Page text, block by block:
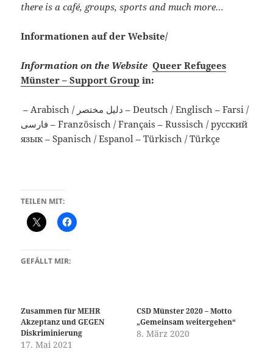
there is a café, groups, sports and much more…
Informationen auf der Website/
Information on the Website Queer Refugees
Münster – Support Group in:
– Arabisch / دليل مختصر – Deutsch / Englisch – Farsi /
فارسی – Französisch / Français – Russisch / русский
язык – Spanisch / Espanol – Türkisch / Türkçe
TEILEN MIT:
GEFÄLLT MIR:
Zusammen für MEHR
Akzeptanz und GEGEN
Diskriminierung
17. Mai 2021
CSD Münster 2020 – Motto
„Gemeinsam weitergehen“
8. März 2020